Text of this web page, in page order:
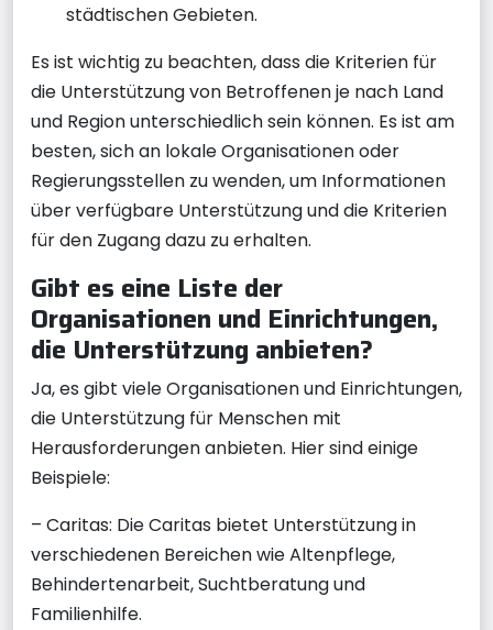
städtischen Gebieten.
Es ist wichtig zu beachten, dass die Kriterien für
die Unterstützung von Betroffenen je nach Land
und Region unterschiedlich sein können. Es ist am
besten, sich an lokale Organisationen oder
Regierungsstellen zu wenden, um Informationen
über verfügbare Unterstützung und die Kriterien
für den Zugang dazu zu erhalten.
Gibt es eine Liste der
Organisationen und Einrichtungen,
die Unterstützung anbieten?
Ja, es gibt viele Organisationen und Einrichtungen,
die Unterstützung für Menschen mit
Herausforderungen anbieten. Hier sind einige
Beispiele:
– Caritas: Die Caritas bietet Unterstützung in
verschiedenen Bereichen wie Altenpflege,
Behindertenarbeit, Suchtberatung und
Familienhilfe.